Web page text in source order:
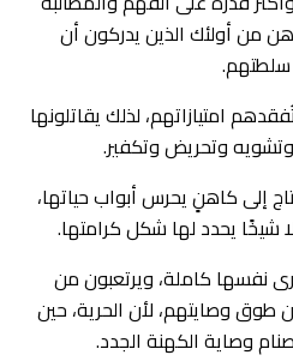
من أولئك الذين يدركون أن
امتيازاتهم، لذلك يقاتلونها
وتحريض وتكفير.
إلى كاهنٍ يحرس أبواب حياتها،
شيخًا يحدد لها شكل كرامتها.
نفسها كاملة، ويرتعبون من
وصايتهم، لأن الحرية، حين
وصاية الكهنة الجدد.